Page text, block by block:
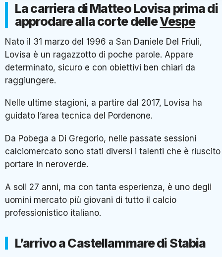
La carriera di Matteo Lovisa prima di
approdare alla corte delleVespe
Nato il 31 marzo del 1996 a San Daniele Del Friuli,
Lovisa è un ragazzotto di poche parole. Appare
determinato, sicuro e con obiettivi ben chiari da
raggiungere.
Nelle ultime stagioni, a partire dal 2017, Lovisa ha
guidato l’area tecnica del Pordenone.
Da Pobega a Di Gregorio, nelle passate sessioni
calciomercato sono stati diversi i talenti che è
portare in neroverde.
A soli 27 anni, ma con tanta esperienza, è uno degli
uomini mercato più giovani di tutto il calcio
professionistico italiano.
L’arrivo a Castellammare di Stabia